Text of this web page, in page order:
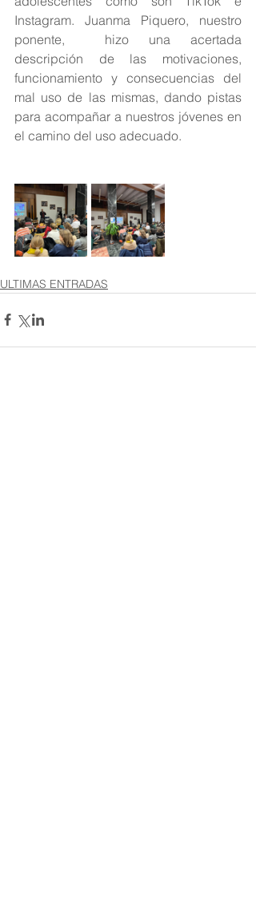
Instagram. Juanma Piquero, nuestro
ponente,  hizo una acertada
descripción de las motivaciones,
funcionamiento y consecuencias del
mal uso de las mismas, dando pistas
para acompañar a nuestros jóvenes en
el camino del uso adecuado.
ULTIMAS ENTRADAS